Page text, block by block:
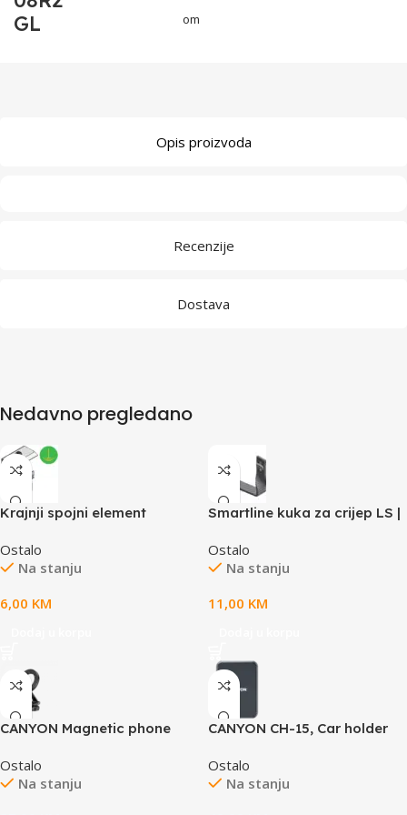
GL
om
Opis proizvoda
Recenzije
Dostava
Nedavno pregledano
Krajnji spojni element
Ostalo
Na stanju
6,00 KM
Smartline kuka za crijep LS |
Ostalo
Na stanju
11,00 KM
CANYON Magnetic phone
Black
Ostalo
Na stanju
CANYON CH-15, Car holder
MegaFix, C-15, 15W, Input:
USB-C: 5V/2A, 9V/3A;
Ostalo
Na stanju